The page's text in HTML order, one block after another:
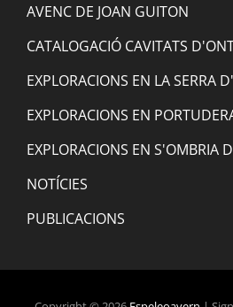
AVENC DE JOAN GUITON
CATALOGACIÓ CAVITATS
EXPLORACIONS EN LA SERRA
EXPLORACIONS EN
EXPLORACIONS EN S'OMBRIA
NOTÍCIES
PUBLICACIONS